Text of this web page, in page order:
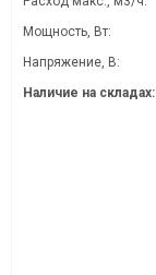
Мощность, Вт:
Напряжение, В:
Наличие на складах: